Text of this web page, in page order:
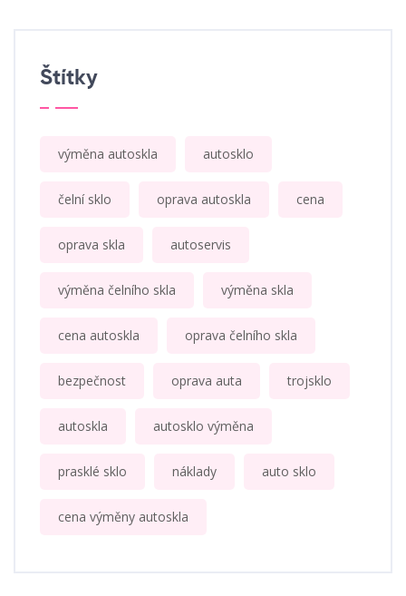
Štítky
výměna autoskla autosklo
čelní sklo oprava autoskla cena
oprava skla autoservis
výměna čelního skla výměna skla
cena autoskla oprava čelního skla
bezpečnost oprava auta trojsklo
autoskla autosklo výměna
prasklé sklo náklady auto sklo
cena výměny autoskla